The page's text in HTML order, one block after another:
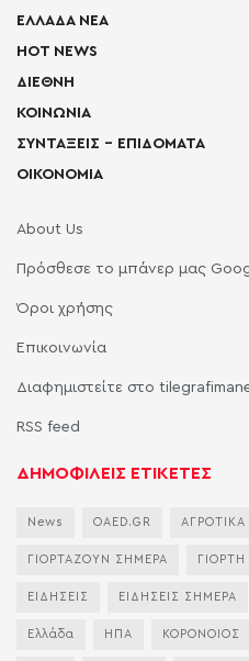
ΕΛΛΑΔΑ ΝΕΑ
HOT NEWS
ΔΙΕΘΝΗ
ΚΟΙΝΩΝΙΑ
ΣΥΝΤΑΞΕΙΣ – ΕΠΙΔΟΜΑΤΑ
ΟΙΚΟΝΟΜΙΑ
About Us
Πρόσθεσε το μπάνερ μας
Όροι χρήσης
Επικοινωνία
Διαφημιστείτε στο
RSS feed
ΔΗΜΟΦΙΛΕΙΣ ΕΤΙΚΕΤΕΣ
News OAED.GR ΑΓΡΟΤΙΚΑ
ΓΙΟΡΤΑΖΟΥΝ ΣΗΜΕΡΑ
ΕΙΔΗΣΕΙΣ ΕΙΔΗΣΕΙΣ ΣΗΜΕΡΑ
Ελλάδα ΗΠΑ ΚΟΡΟΝΟΙΟΣ